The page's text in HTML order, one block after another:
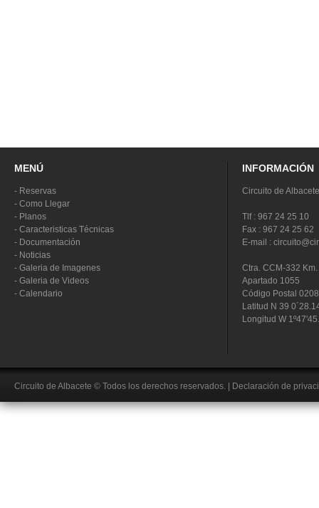
MENÚ
- Reservas
- Como Llegar
- Planos
- Caracteristicas Técnicas
- Documentación
- Noticias
- Galeria de Imagenes
- Galeria de Videos
- Calendario
INFORMACIÓN
Circuito de Albacete
Tlf : 967 24 25 10
Fax : 967 24 25 62
E-mail :
Ctra. CCM-332
Apartado 1055
Código Postal
Latitud N 39
Longitud W
Circuito de Albacete © Todos los derechos reservados. Declaración de